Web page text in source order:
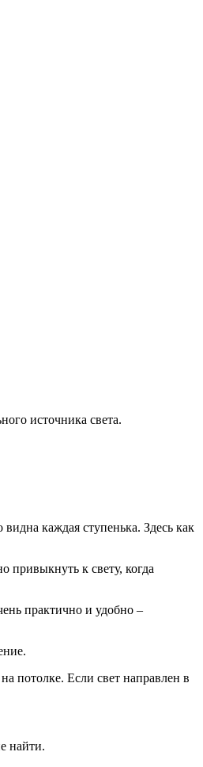
источника света.
каждая ступенька. Здесь как
к свету, когда
практично и удобно –
потолке. Если свет направлен в
найти.